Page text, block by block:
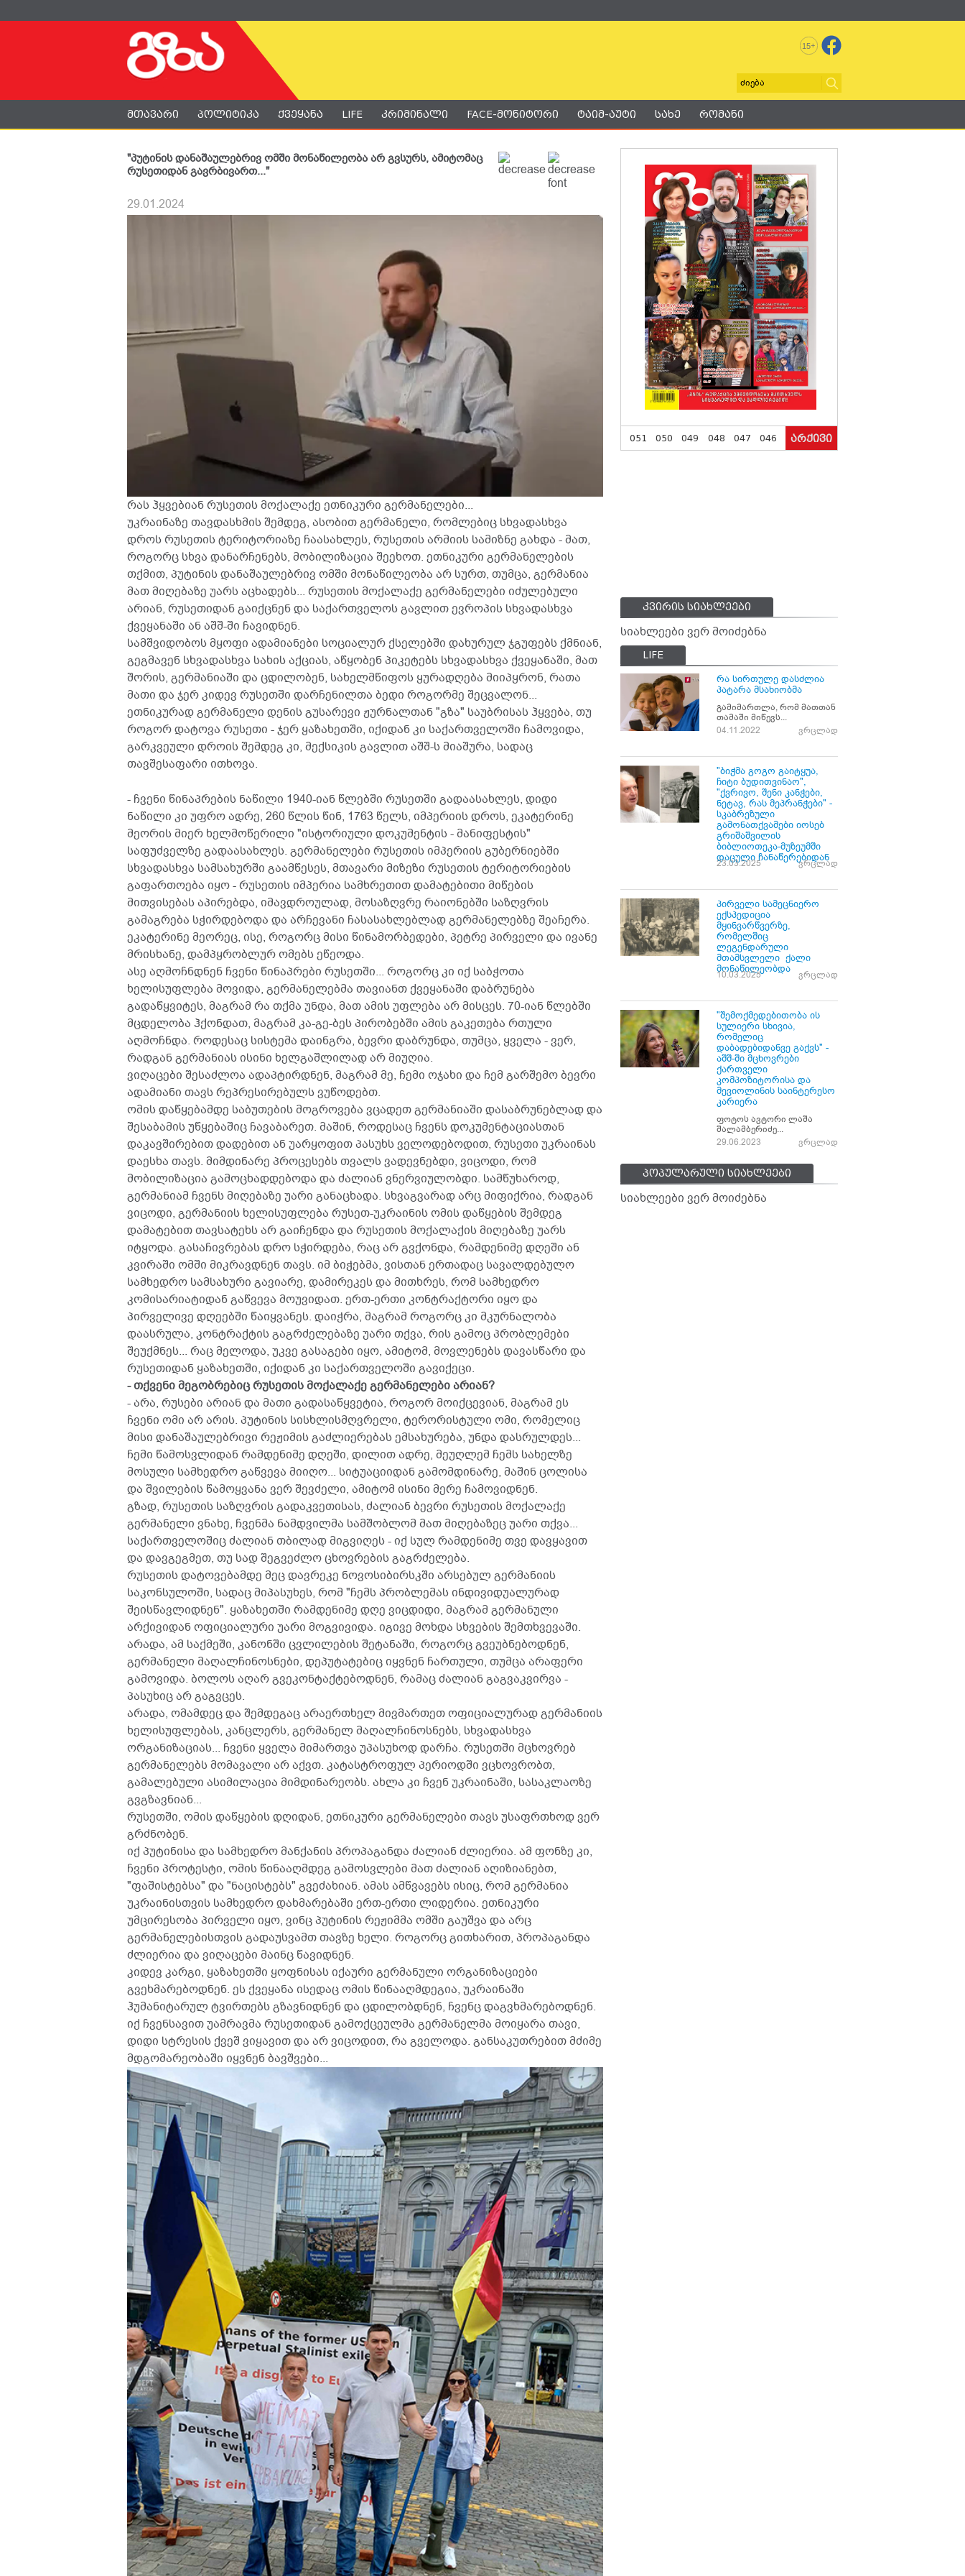
15+
მთავარი პოლიტიკა ქვეყანა LIFE კრიმინალი FACE-მონიტორი ტაიმ-აუტი სახე რომანი
"პუტინის დანაშაულებრივ ომში მონაწილეობა არ გვსურს, ამიტომაც
რუსეთიდან გავრბივართ..."
29.01.2024
რას ჰყვებიან რუსეთის მოქალაქე ეთნიკური გერმანელები...
უკრაინაზე თავდასხმის შემდეგ, ასობით გერმანელი, რომლებიც სხვადასხვა
დროს რუსეთის ტერიტორიაზე ჩაასახლეს, რუსეთის არმიის სამიზნე გახდა - მათ,
როგორც სხვა დანარჩენებს, მობილიზაცია შეეხოთ. ეთნიკური გერმანელების
თქმით, პუტინის დანაშაულებრივ ომში მონაწილეობა არ სურთ, თუმცა, გერმანია
მათ მიღებაზე უარს აცხადებს... რუსეთის მოქალაქე გერმანელები იძულებული
არიან, რუსეთიდან გაიქცნენ და საქართველოს გავლით ევროპის სხვადასხვა
ქვეყანაში ან აშშ-ში ჩავიდნენ.
სამშვიდობოს მყოფი ადამიანები სოციალურ ქსელებში დახურულ ჯგუფებს ქმნიან,
გეგმავენ სხვადასხვა სახის აქციას, აწყობენ პიკეტებს სხვადასხვა ქვეყანაში, მათ
შორის, გერმანიაში და ცდილობენ, სახელმწიფოს ყურადღება მიიპყრონ, რათა
მათი და ჯერ კიდევ რუსეთში დარჩენილთა ბედი როგორმე შეცვალონ...
ეთნიკურად გერმანელი დენის გუსარევი ჟურნალთან "გზა" საუბრისას ჰყვება, თუ
როგორ დატოვა რუსეთი - ჯერ ყაზახეთში, იქიდან კი საქართველოში ჩამოვიდა,
გარკვეული დროის შემდეგ კი, მექსიკის გავლით აშშ-ს მიაშურა, სადაც
თავშესაფარი ითხოვა.
- ჩვენი წინაპრების ნაწილი 1940-იან წლებში რუსეთში გადაასახლეს, დიდი
ნაწილი კი უფრო ადრე, 260 წლის წინ, 1763 წელს, იმპერიის დროს, ეკატერინე
მეორის მიერ ხელმოწერილი "ისტორიული დოკუმენტის - მანიფესტის"
საფუძველზე გადაასახლეს. გერმანელები რუსეთის იმპერიის გუბერნიებში
სხვადასხვა სამსახურში გაამწესეს, მთავარი მიზეზი რუსეთის ტერიტორიების
გაფართოება იყო - რუსეთის იმპერია სამხრეთით დამატებითი მიწების
მითვისებას აპირებდა, იმავდროულად, მოსაზღვრე რაიონებში საზღვრის
გამაგრება სჭირდებოდა და არჩევანი ჩასასახლებლად გერმანელებზე შეაჩერა.
ეკატერინე მეორეც, ისე, როგორც მისი წინამორბედები, პეტრე პირველი და ივანე
მრისხანე, დამპყრობლურ ომებს ეწეოდა.
ასე აღმოჩნდნენ ჩვენი წინაპრები რუსეთში... როგორც კი იქ საბჭოთა
ხელისუფლება მოვიდა, გერმანელებმა თავიანთ ქვეყანაში დაბრუნება
გადაწყვიტეს, მაგრამ რა თქმა უნდა, მათ ამის უფლება არ მისცეს. 70-იან წლებში
მცდელობა ჰქონდათ, მაგრამ კა-გე-ბეს პირობებში ამის გაკეთება რთული
აღმოჩნდა. როდესაც სისტემა დაინგრა, ბევრი დაბრუნდა, თუმცა, ყველა - ვერ,
რადგან გერმანიას ისინი ხელგაშლილად არ მიუღია.
ვიღაცები შესაძლოა ადაპტირდნენ, მაგრამ მე, ჩემი ოჯახი და ჩემ გარშემო ბევრი
ადამიანი თავს რეპრესირებულს ვუწოდებთ.
ომის დაწყებამდე საბუთების მოგროვება ვცადეთ გერმანიაში დასაბრუნებლად და
შესაბამის უწყებაშიც ჩავაბარეთ. მაშინ, როდესაც ჩვენს დოკუმენტაციასთან
დაკავშირებით დადებით ან უარყოფით პასუხს ველოდებოდით, რუსეთი უკრაინას
დაესხა თავს. მიმდინარე პროცესებს თვალს ვადევნებდი, ვიცოდი, რომ
მობილიზაცია გამოცხადდებოდა და ძალიან ვნერვიულობდი. სამწუხაროდ,
გერმანიამ ჩვენს მიღებაზე უარი განაცხადა. სხვაგვარად არც მიფიქრია, რადგან
ვიცოდი, გერმანიის ხელისუფლება რუსეთ-უკრაინის ომის დაწყების შემდეგ
დამატებით თავსატეხს არ გაიჩენდა და რუსეთის მოქალაქის მიღებაზე უარს
იტყოდა. გასაჩივრებას დრო სჭირდება, რაც არ გვქონდა, რამდენიმე დღეში ან
კვირაში ომში მიკრავდნენ თავს. იმ ბიჭებმა, ვისთან ერთადაც სავალდებულო
სამხედრო სამსახური გავიარე, დამირეკეს და მითხრეს, რომ სამხედრო
კომისარიატიდან გაწვევა მოუვიდათ. ერთ-ერთი კონტრაქტორი იყო და
პირველივე დღეებში წაიყვანეს. დაიჭრა, მაგრამ როგორც კი მკურნალობა
დაასრულა, კონტრაქტის გაგრძელებაზე უარი თქვა, რის გამოც პრობლემები
შეუქმნეს... რაც მელოდა, უკვე გასაგები იყო, ამიტომ, მოვლენებს დავასწარი და
რუსეთიდან ყაზახეთში, იქიდან კი საქართველოში გავიქეცი.
- თქვენი მეგობრებიც რუსეთის მოქალაქე გერმანელები არიან?
- არა, რუსები არიან და მათი გადასაწყვეტია, როგორ მოიქცევიან, მაგრამ ეს
ჩვენი ომი არ არის. პუტინის სისხლისმღვრელი, ტერორისტული ომი, რომელიც
მისი დანაშაულებრივი რეჟიმის გაძლიერებას ემსახურება, უნდა დასრულდეს...
ჩემი წამოსვლიდან რამდენიმე დღეში, დილით ადრე, მეუღლემ ჩემს სახელზე
მოსული სამხედრო გაწვევა მიიღო... სიტუაციიდან გამომდინარე, მაშინ ცოლისა
და შვილების წამოყვანა ვერ შევძელი, ამიტომ ისინი მერე ჩამოვიდნენ.
გზად, რუსეთის საზღვრის გადაკვეთისას, ძალიან ბევრი რუსეთის მოქალაქე
გერმანელი ვნახე, ჩვენმა ნამდვილმა სამშობლომ მათ მიღებაზეც უარი თქვა...
საქართველოშიც ძალიან თბილად მიგვიღეს - იქ სულ რამდენიმე თვე დავყავით
და დავგეგმეთ, თუ სად შეგვეძლო ცხოვრების გაგრძელება.
რუსეთის დატოვებამდე მეც დავრეკე ნოვოსიბირსკში არსებულ გერმანიის
საკონსულოში, სადაც მიპასუხეს, რომ "ჩემს პრობლემას ინდივიდუალურად
შეისწავლიდნენ". ყაზახეთში რამდენიმე დღე ვიცდიდი, მაგრამ გერმანული
არქივიდან ოფიციალური უარი მოგვივიდა. იგივე მოხდა სხვების შემთხვევაში.
არადა, ამ საქმეში, კანონში ცვლილების შეტანაში, როგორც გვეუბნებოდნენ,
გერმანელი მაღალჩინოსნები, დეპუტატებიც იყვნენ ჩართული, თუმცა არაფერი
გამოვიდა. ბოლოს აღარ გვეკონტაქტებოდნენ, რამაც ძალიან გაგვაკვირვა -
პასუხიც არ გაგვცეს.
არადა, ომამდეც და შემდეგაც არაერთხელ მივმართეთ ოფიციალურად გერმანიის
ხელისუფლებას, კანცლერს, გერმანელ მაღალჩინოსნებს, სხვადასხვა
ორგანიზაციას... ჩვენი ყველა მიმართვა უპასუხოდ დარჩა. რუსეთში მცხოვრებ
გერმანელებს მომავალი არ აქვთ. კატასტროფულ პერიოდში ვცხოვრობთ,
გამალებული ასიმილაცია მიმდინარეობს. ახლა კი ჩვენ უკრაინაში, სასაკლაოზე
გვგზავნიან...
რუსეთში, ომის დაწყების დღიდან, ეთნიკური გერმანელები თავს უსაფრთხოდ ვერ
გრძნობენ.
იქ პუტინისა და სამხედრო მანქანის პროპაგანდა ძალიან ძლიერია. ამ ფონზე კი,
ჩვენი პროტესტი, ომის წინააღმდეგ გამოსვლები მათ ძალიან აღიზიანებთ,
"ფაშისტებსა" და "ნაცისტებს" გვეძახიან. ამას ამწვავებს ისიც, რომ გერმანია
უკრაინისთვის სამხედრო დახმარებაში ერთ-ერთი ლიდერია. ეთნიკური
უმცირესობა პირველი იყო, ვინც პუტინის რეჟიმმა ომში გაუშვა და არც
გერმანელებისთვის გადაუსვამთ თავზე ხელი. როგორც გითხარით, პროპაგანდა
ძლიერია და ვიღაცები მაინც წავიდნენ.
კიდევ კარგი, ყაზახეთში ყოფნისას იქაური გერმანული ორგანიზაციები
გვეხმარებოდნენ. ეს ქვეყანა ისედაც ომის წინააღმდეგია, უკრაინაში
ჰუმანიტარულ ტვირთებს გზავნიდნენ და ცდილობდნენ, ჩვენც დაგვხმარებოდნენ.
იქ ჩვენსავით უამრავმა რუსეთიდან გამოქცეულმა გერმანელმა მოიყარა თავი,
დიდი სტრესის ქვეშ ვიყავით და არ ვიცოდით, რა გველოდა. განსაკუთრებით მძიმე
მდგომარეობაში იყვნენ ბავშვები...
051 050 049 048 047 046 არქივი
კვირის სიახლეები
სიახლეები ვერ მოიძებნა
LIFE
რა სირთულე დასძლია
პატარა მსახიობმა
გამიმართლა, რომ მათთან
თამაში მიწევს...
04.11.2022
ვრცლად
"ბიჭმა გოგო გაიტყუა,
ჩიტი ბუდითვინაო",
"ქვრივო, შენი კანჭები,
ნეტავ, რას მეპრანჭები" -
სკაბრეზული
გამონათქვამები იოსებ
გრიშაშვილის
ბიბლიოთეკა-მუზეუმში
დაცული ჩანაწერებიდან
23.03.2025 ვრცლად
პირველი სამეცნიერო
ექსპედიცია
მყინვარწვერზე,
რომელშიც
ლეგენდარული
მთამსვლელი ქალი
მონაწილეობდა
10.03.2025 ვრცლად
"შემოქმედებითობა ის
სულიერი სხივია,
რომელიც
დაბადებიდანვე გაქვს" -
აშშ-ში მცხოვრები
ქართველი
კომპოზიტორისა და
მევიოლინის საინტერესო
კარიერა
ფოტოს ავტორი ლაშა
შალამბერიძე...
29.06.2023
ვრცლად
პოპულარული სიახლეები
სიახლეები ვერ მოიძებნა